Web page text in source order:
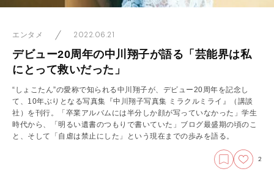
エンタメ 2022.06.21
デビュー20周年の中川翔子が語る「芸能界は私
にとって救いだった」
“しょこたん”の愛称で知られる中川翔子が、デビュー20周年を記念し
て、10年ぶりとなる写真集『中川翔子写真集 ミラクルミライ』（講談
社）を刊行。「卒業アルバムには半分しか顔が写っていなかった」学生
時代から、「明るい遺書のつもりで書いていた」ブログ最盛期の頃のこ
と、そして「自虐は禁止にした」という現在までの歩みを語る。
2